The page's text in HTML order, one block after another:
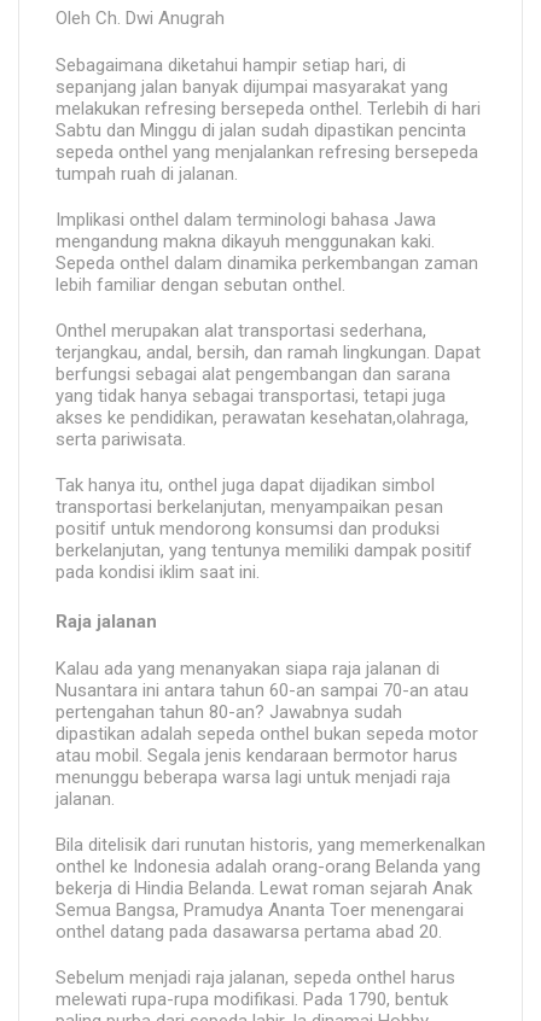
Oleh Ch. Dwi Anugrah
Sebagaimana diketahui hampir setiap hari, di
sepanjang jalan banyak dijumpai masyarakat yang
melakukan refresing bersepeda onthel. Terlebih di hari
Sabtu dan Minggu di jalan sudah dipastikan pencinta
sepeda onthel yang menjalankan refresing bersepeda
tumpah ruah di jalanan.
Implikasi onthel dalam terminologi bahasa Jawa
mengandung makna dikayuh menggunakan kaki.
Sepeda onthel dalam dinamika perkembangan zaman
lebih familiar dengan sebutan onthel.
Onthel merupakan alat transportasi sederhana,
terjangkau, andal, bersih, dan ramah lingkungan. Dapat
berfungsi sebagai alat pengembangan dan sarana
yang tidak hanya sebagai transportasi, tetapi juga
akses ke pendidikan, perawatan kesehatan,olahraga,
serta pariwisata.
Tak hanya itu, onthel juga dapat dijadikan simbol
transportasi berkelanjutan, menyampaikan pesan
positif untuk mendorong konsumsi dan produksi
berkelanjutan, yang tentunya memiliki dampak positif
pada kondisi iklim saat ini.
Raja jalanan
Kalau ada yang menanyakan siapa raja jalanan di
Nusantara ini antara tahun 60-an sampai 70-an atau
pertengahan tahun 80-an? Jawabnya sudah
dipastikan adalah sepeda onthel bukan sepeda motor
atau mobil. Segala jenis kendaraan bermotor harus
menunggu beberapa warsa lagi untuk menjadi raja
jalanan.
Bila ditelisik dari runutan historis, yang memerkenalkan
onthel ke Indonesia adalah orang-orang Belanda yang
bekerja di Hindia Belanda. Lewat roman sejarah Anak
Semua Bangsa, Pramudya Ananta Toer menengarai
onthel datang pada dasawarsa pertama abad 20.
Sebelum menjadi raja jalanan, sepeda onthel harus
melewati rupa-rupa modifikasi. Pada 1790, bentuk